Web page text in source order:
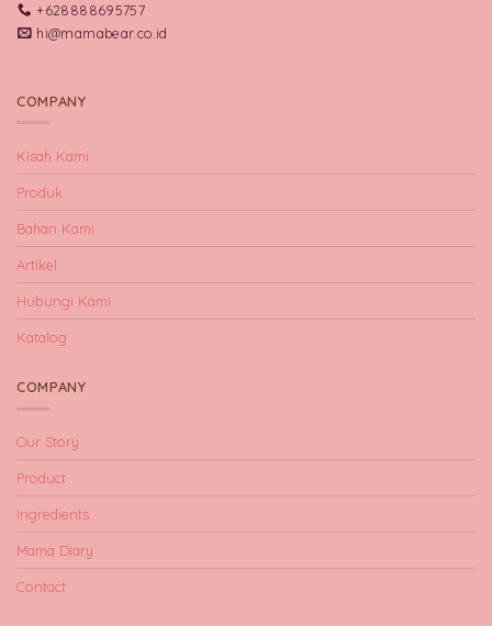
+628888695757
hi@mamabear.co.id
COMPANY
Kisah Kami
Produk
Bahan Kami
Artikel
Hubungi Kami
Katalog
COMPANY
Our Story
Product
Ingredients
Mama Diary
Contact